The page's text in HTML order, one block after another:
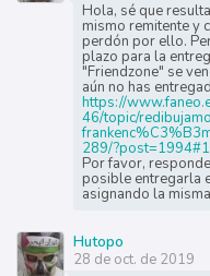
Hola, sé que
mismo remitente y
perdón por ello.
plazo para la
"Friendzone" se
aún no has
https://
46/topic/
289/
Por favor,
posible entregarla
asignando la
Hutopo
28 de oct. de 2019